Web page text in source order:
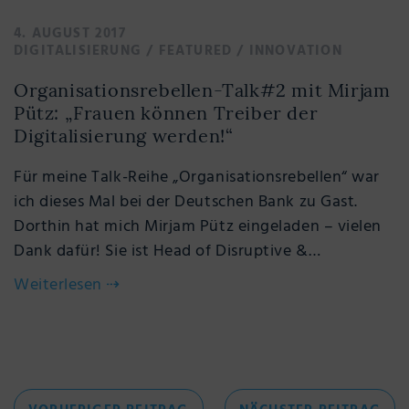
4. AUGUST 2017
DIGITALISIERUNG / FEATURED / INNOVATION
Organisationsrebellen-Talk#2 mit Mirjam
Pütz: „Frauen können Treiber der
Digitalisierung werden!“
Für meine Talk-Reihe „Organisationsrebellen“ war
ich dieses Mal bei der Deutschen Bank zu Gast.
Dorthin hat mich Mirjam Pütz eingeladen – vielen
Dank dafür! Sie ist Head of Disruptive &…
Weiterlesen ⇢
Beitragsnavigation